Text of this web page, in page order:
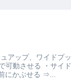
アップ、ワイドプッ
可動させる ・サイド
にかぶせる ⇒...